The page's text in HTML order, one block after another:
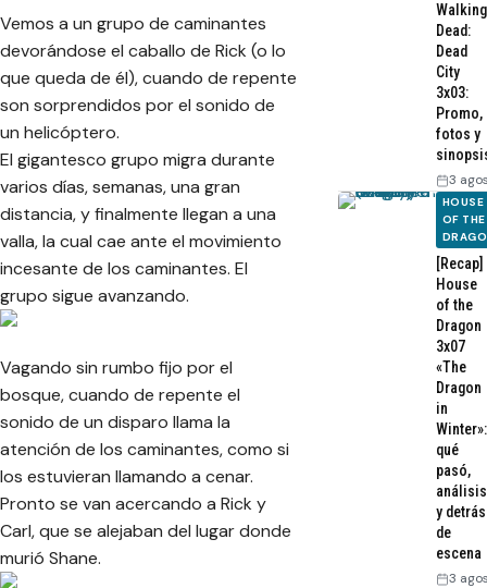
Vemos a un grupo de caminantes
devorándose el caballo de Rick (o lo
que queda de él), cuando de repente
son sorprendidos por el sonido de
un helicóptero.
El gigantesco grupo migra durante
varios días, semanas, una gran
distancia, y finalmente llegan a una
valla, la cual cae ante el movimiento
incesante de los caminantes. El
grupo sigue avanzando.
Vagando sin rumbo fijo por el
bosque, cuando de repente el
sonido de un disparo llama la
atención de los caminantes, como si
los estuvieran llamando a cenar.
Pronto se van acercando a Rick y
Carl, que se alejaban del lugar donde
murió Shane.
Walking
Dead:
Dead
City
3x03:
Promo,
fotos y
3
HOUSE
OF THE
[Recap]
House
of the
Dragon
3x07
«The
Dragon
in
Winter»:
qué
pasó,
análisis
y detrás
de
escena
3